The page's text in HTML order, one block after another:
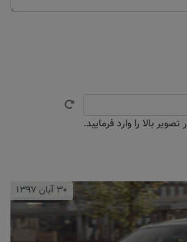
بالا را وارد فرمایید.
۳۰ آبان ۱۳۹۷